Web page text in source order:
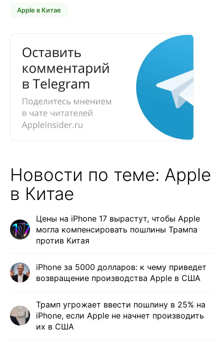
Apple в Китае
Новости по теме: Apple
в Китае
Цены на iPhone 17 вырастут, чтобы Apple
могла компенсировать пошлины Трампа
против Китая
iPhone за 5000 долларов: к чему приведет
возвращение производства Apple в США
Трамп угрожает ввести пошлину в 25% на
iPhone, если Apple не начнет производить
их в США